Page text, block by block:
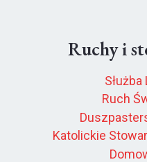
Ruchy i
Ruch
Katolickie